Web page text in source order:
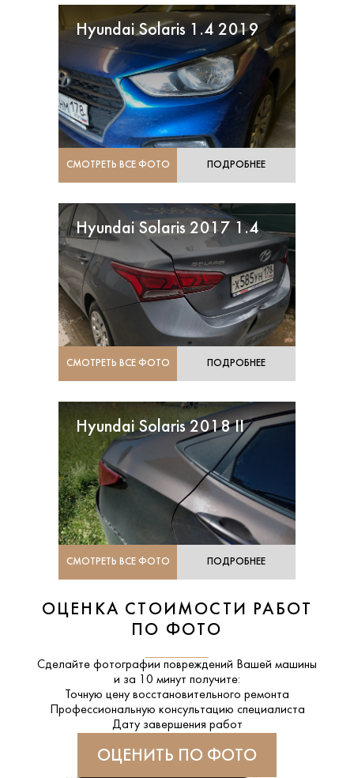
Hyundai Solaris 1.4 2019
СМОТРЕТЬ ВСЕ ФОТО ПОДРОБНЕЕ
Hyundai Solaris 2017 1.4
СМОТРЕТЬ ВСЕ ФОТО ПОДРОБНЕЕ
Hyundai Solaris 2018 II
СМОТРЕТЬ ВСЕ ФОТО ПОДРОБНЕЕ
ОЦЕНКА СТОИМОСТИ РАБОТ
ПО ФОТО
Сделайте фотографии повреждений Вашей машины
и за
10 минут получите:
Точную цену восстановительного ремонта
Профессиональную консультацию специалиста
Дату завершения работ
ОЦЕНИТЬ ПО ФОТО